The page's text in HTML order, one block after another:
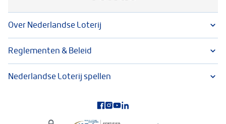
Over Nederlandse Loterij
Reglementen & Beleid
Nederlandse Loterij spellen
Volg ons op social media